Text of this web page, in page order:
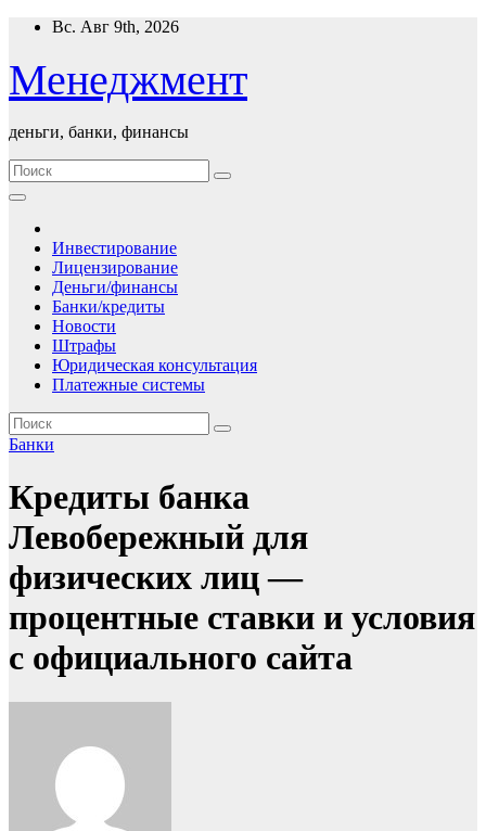
Перейти
содержимому
Вс. Авг 9th, 2026
Менеджмент
деньги, банки, финансы
Инвестирование
Лицензирование
Деньги/финансы
Банки/кредиты
Новости
Штрафы
Юридическая консультация
Платежные системы
Банки
Кредиты банка
Левобережный для
физических лиц —
процентные ставки и условия
с официального сайта